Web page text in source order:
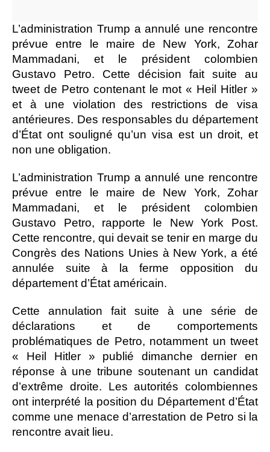
L’administration Trump a annulé une rencontre
prévue entre le maire de New York, Zohar
Mammadani, et le président colombien
Gustavo Petro. Cette décision fait suite au
tweet de Petro contenant le mot « Heil Hitler »
et à une violation des restrictions de visa
antérieures. Des responsables du département
d’État ont souligné qu’un visa est un droit, et
non une obligation.
L’administration Trump a annulé une rencontre
prévue entre le maire de New York, Zohar
Mammadani, et le président colombien
Gustavo Petro, rapporte le New York Post.
Cette rencontre, qui devait se tenir en marge du
Congrès des Nations Unies à New York, a été
annulée suite à la ferme opposition du
département d’État américain.
Cette annulation fait suite à une série de
déclarations et de comportements
problématiques de Petro, notamment un tweet
« Heil Hitler » publié dimanche dernier en
réponse à une tribune soutenant un candidat
d’extrême droite. Les autorités colombiennes
ont interprété la position du Département d’État
comme une menace d’arrestation de Petro si la
rencontre avait lieu.